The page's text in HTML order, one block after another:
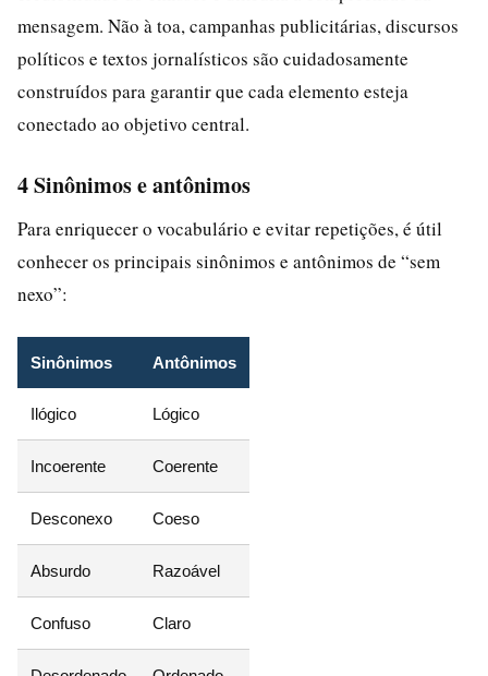
mensagem. Não à toa, campanhas publicitárias, discursos
políticos e textos jornalísticos são cuidadosamente
construídos para garantir que cada elemento esteja
conectado ao objetivo central.
4 Sinônimos e antônimos
Para enriquecer o vocabulário e evitar repetições, é útil
conhecer os principais sinônimos e antônimos de “sem
nexo”:
Sinônimos Antônimos
Ilógico Lógico
Incoerente Coerente
Desconexo Coeso
Absurdo Razoável
Confuso Claro